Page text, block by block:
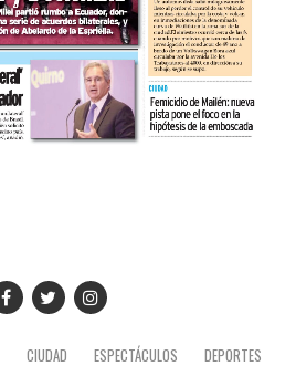
CIUDAD ESPECTÁCULOS DEPORTES